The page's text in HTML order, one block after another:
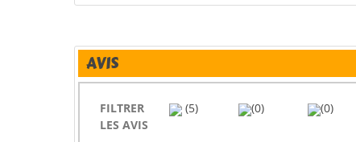
AVIS
FILTRER
LES AVIS
(5) (0) (0)